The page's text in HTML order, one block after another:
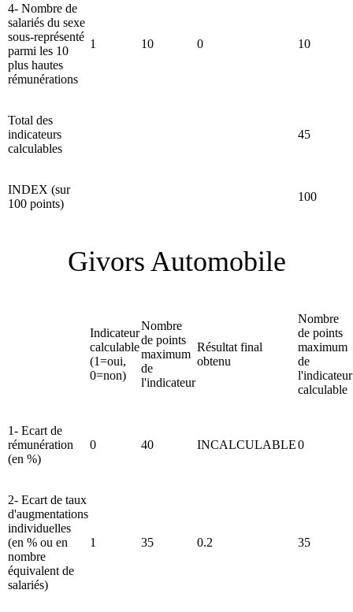
4- Nombre de
salariés du sexe
sous-représenté
parmi les 10
plus hautes
rémunérations
1 10 0 10
Total des
indicateurs
calculables
45
INDEX (sur
100 points)
100
Givors Automobile
Indicateur
calculable
(1=oui,
0=non)
Nombre
de points
maximum
de
l'indicateur
Résultat final
obtenu
Nombre
de points
maximum
de
l'indicateur
calculable
1- Ecart de
rémunération
(en %)
0 40 INCALCULABLE0
2- Ecart de taux
d'augmentations
individuelles
(en % ou en
nombre
équivalent de
salariés)
1 35 0.2 35